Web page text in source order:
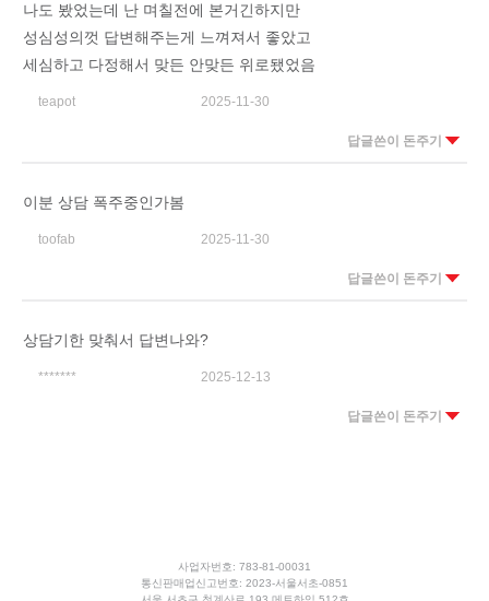
나도 봤었는데 난 며칠전에 본거긴하지만
성심성의껏 답변해주는게 느껴져서 좋았고
세심하고 다정해서 맞든 안맞든 위로됐었음
teapot 2025-11-30
답글쓴이 돈주기
이분 상담 폭주중인가봄
toofab 2025-11-30
답글쓴이 돈주기
상담기한 맞춰서 답변나와?
******* 2025-12-13
답글쓴이 돈주기
사업자번호: 783-81-00031
통신판매업신고번호: 2023-서울서초-0851